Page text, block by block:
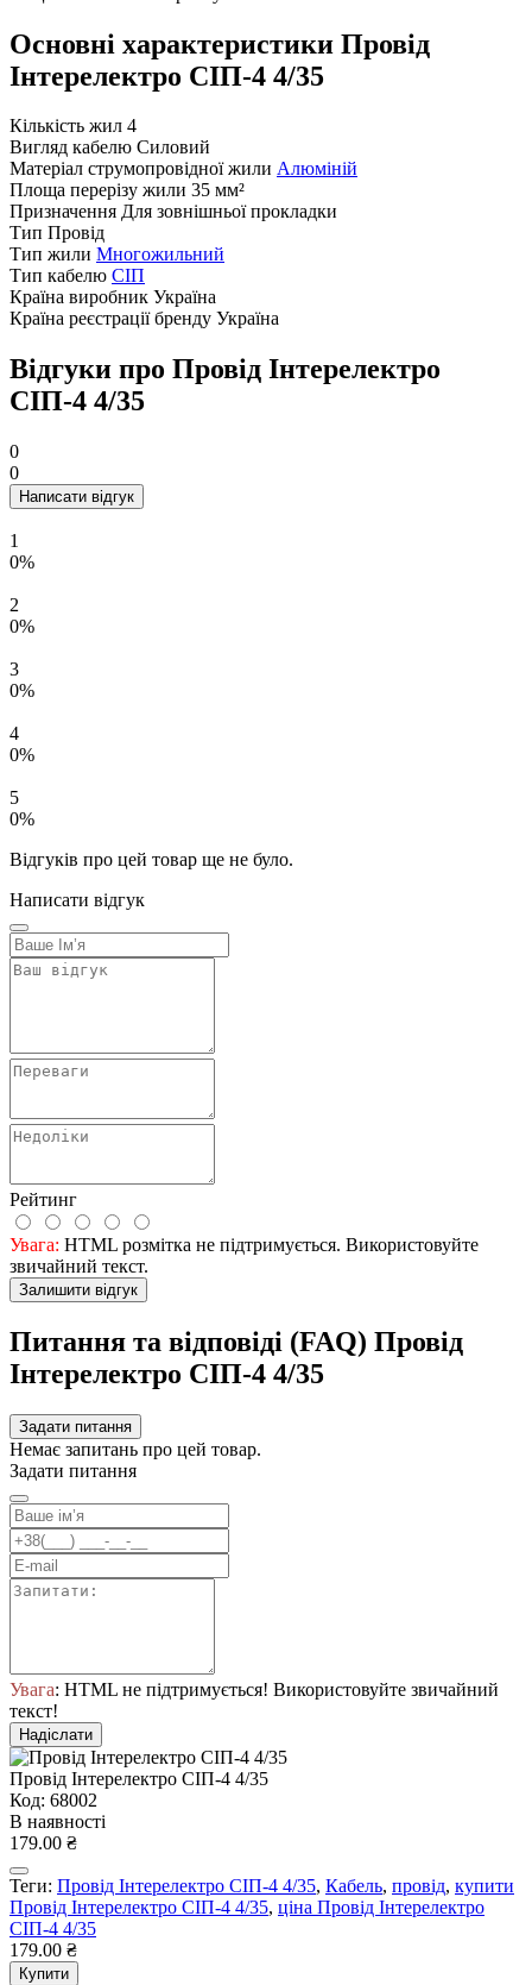
Основні характеристики Провід
Інтерелектро СІП-4 4/35
Кількість жил 4
Вигляд кабелю Силовий
Матеріал струмопровідної жили Алюміній
Площа перерізу жили 35 мм²
Призначення Для зовнішньої прокладки
Тип Провід
Тип жили Многожильний
Тип кабелю СІП
Країна виробник Україна
Країна реєстрації бренду Україна
Відгуки про Провід Інтерелектро
СІП-4 4/35
0
0
Написати відгук
1
0%
2
0%
3
0%
4
0%
5
0%
Відгуків про цей товар ще не було.
Написати відгук
Рейтинг
Увага: HTML розмітка не підтримується. Використовуйте
звичайний текст.
Залишити відгук
Питання та відповіді (FAQ) Провід
Інтерелектро СІП-4 4/35
Задати питання
Немає запитань про цей товар.
Задати питання
Увага: HTML не підтримується! Використовуйте звичайний
текст!
Надіслати
Провід Інтерелектро СІП-4 4/35
Код: 68002
В наявності
179.00 ₴
Теги: Провід Інтерелектро СІП-4 4/35, Кабель, провід, купити
Провід Інтерелектро СІП-4 4/35, ціна Провід Інтерелектро
СІП-4 4/35
179.00 ₴
Купити